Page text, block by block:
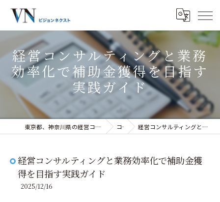
経営コンサルティングと業務
効率化で補助金獲得を目指す
実践ガイド
東京都、神奈川県の経営コンサルティングなら株式会社ビジョンネクスト コラム 経営コンサルティングと業務効率化で補助金獲得を目指す実践ガイド
経営コンサルティングと業務効率化で補助金獲
得を目指す実践ガイド
2025/12/16